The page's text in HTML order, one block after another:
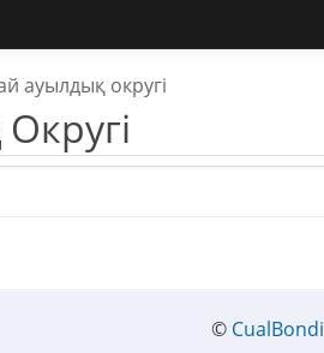
ауылдық округі
© CualBondi